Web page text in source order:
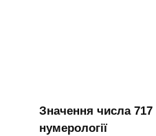
Значення числа 717
нумерології